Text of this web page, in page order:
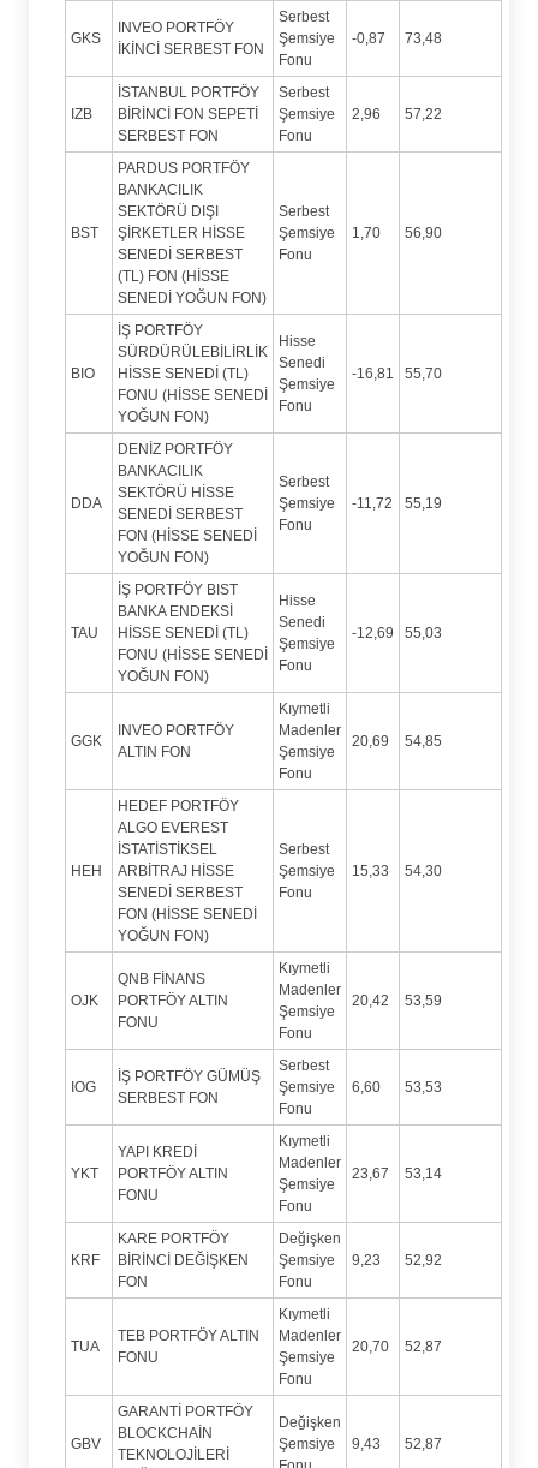
GKS
INVEO PORTFÖY
İKİNCİ SERBEST FON
Serbest
Şemsiye
Fonu
-0,87 73,48
IZB
İSTANBUL PORTFÖY
BİRİNCİ FON SEPETİ
SERBEST FON
Serbest
Şemsiye
Fonu
2,96 57,22
BST
PARDUS PORTFÖY
BANKACILIK
SEKTÖRÜ DIŞI
ŞİRKETLER HİSSE
SENEDİ SERBEST
(TL) FON (HİSSE
SENEDİ YOĞUN FON)
Serbest
Şemsiye
Fonu
1,70 56,90
BIO
İŞ PORTFÖY
SÜRDÜRÜLEBİLİRLİK
HİSSE SENEDİ (TL)
FONU (HİSSE SENEDİ
YOĞUN FON)
Hisse
Senedi
Şemsiye
Fonu
-16,81 55,70
DDA
DENİZ PORTFÖY
BANKACILIK
SEKTÖRÜ HİSSE
SENEDİ SERBEST
FON (HİSSE SENEDİ
YOĞUN FON)
Serbest
Şemsiye
Fonu
-11,72 55,19
TAU
İŞ PORTFÖY BIST
BANKA ENDEKSİ
HİSSE SENEDİ (TL)
FONU (HİSSE SENEDİ
YOĞUN FON)
Hisse
Senedi
Şemsiye
Fonu
-12,69 55,03
GGK
INVEO PORTFÖY
ALTIN FON
Kıymetli
Madenler
Şemsiye
Fonu
20,69 54,85
HEH
HEDEF PORTFÖY
ALGO EVEREST
İSTATİSTİKSEL
ARBİTRAJ HİSSE
SENEDİ SERBEST
FON (HİSSE SENEDİ
YOĞUN FON)
Serbest
Şemsiye
Fonu
15,33 54,30
OJK
QNB FİNANS
PORTFÖY ALTIN
FONU
Kıymetli
Madenler
Şemsiye
Fonu
20,42 53,59
IOG
İŞ PORTFÖY GÜMÜŞ
SERBEST FON
Serbest
Şemsiye
Fonu
6,60 53,53
YKT
YAPI KREDİ
PORTFÖY ALTIN
FONU
Kıymetli
Madenler
Şemsiye
Fonu
23,67 53,14
KRF
KARE PORTFÖY
BİRİNCİ DEĞİŞKEN
FON
Değişken
Şemsiye
Fonu
9,23 52,92
TUA
TEB PORTFÖY ALTIN
FONU
Kıymetli
Madenler
Şemsiye
Fonu
20,70 52,87
GBV
GARANTİ PORTFÖY
BLOCKCHAİN
TEKNOLOJİLERİ
Değişken
Şemsiye
9,43 52,87